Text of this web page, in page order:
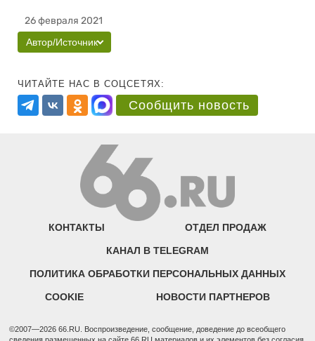
26 февраля 2021
Автор/Источник
ЧИТАЙТЕ НАС В СОЦСЕТЯХ:
Сообщить новость
КОНТАКТЫ ОТДЕЛ ПРОДАЖ
КАНАЛ В TELEGRAM
ПОЛИТИКА ОБРАБОТКИ ПЕРСОНАЛЬНЫХ ДАННЫХ
COOKIE НОВОСТИ ПАРТНЕРОВ
©2007—2026 66.RU. Воспроизведение, сообщение, доведение до всеобщего